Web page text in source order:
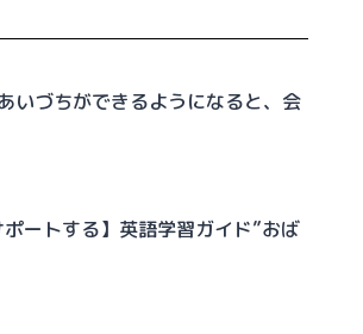
いづちができるようになると、会
ートする】英語学習ガイド”おば